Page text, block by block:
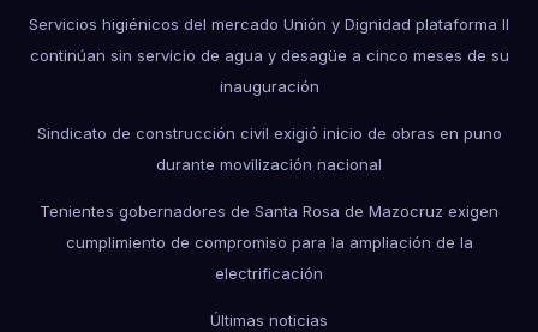
Servicios higiénicos del mercado Unión y Dignidad plataforma II
continúan sin servicio de agua y desagüe a cinco meses de su
inauguración
Sindicato de construcción civil exigió inicio de obras en puno
durante movilización nacional
Tenientes gobernadores de Santa Rosa de Mazocruz exigen
cumplimiento de compromiso para la ampliación de la
electrificación
Últimas noticias